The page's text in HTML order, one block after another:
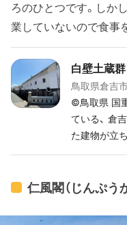
ろのひとつです。しか
業していないので食事
白壁土蔵群
鳥取県倉吉
©️鳥取県 国
ている、 倉
た建物が立
戸時代は陣
うな雰囲気
仁風閣（じんぷう